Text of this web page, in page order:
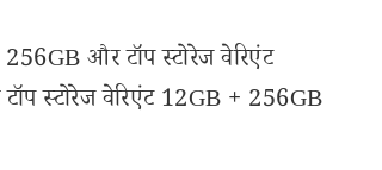
और टॉप स्टोरेज वेरिएंट
स्टोरेज वेरिएंट 12GB + 256GB